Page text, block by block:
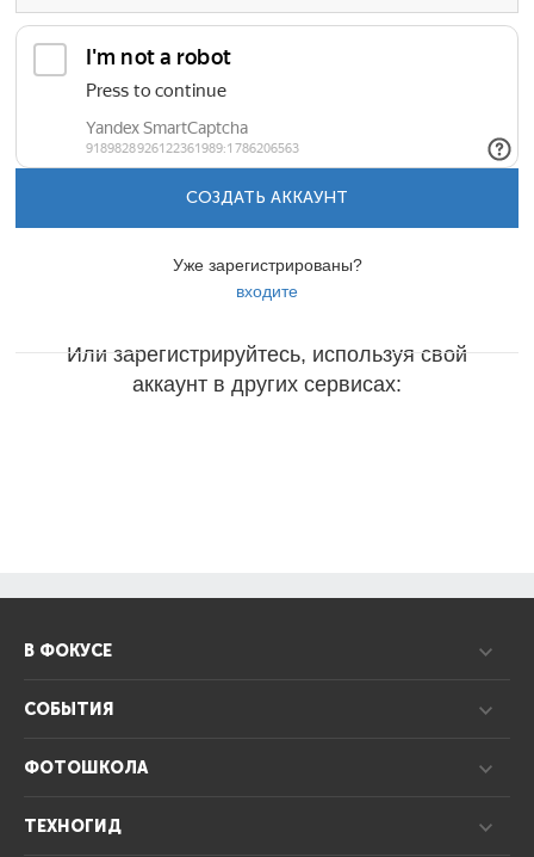
СОЗДАТЬ АККАУНТ
Уже зарегистрированы?
входите
Или зарегистрируйтесь, используя свой
аккаунт в других сервисах:
В ФОКУСЕ
СОБЫТИЯ
ФОТОШКОЛА
ТЕХНОГИД